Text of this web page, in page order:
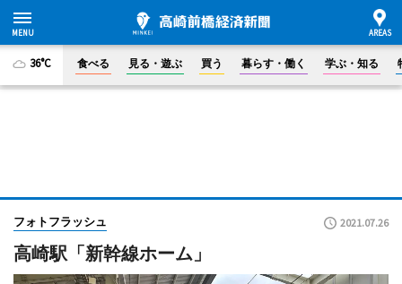
36°C 食べる 見る・遊ぶ 買う 暮らす・働く 学ぶ・知る
フォトフラッシュ 2021.07.26
高崎駅「新幹線ホーム」